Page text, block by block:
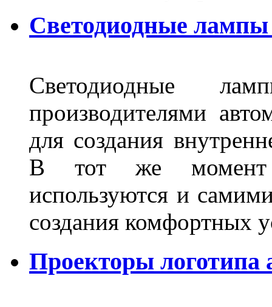
Светодиодные
Светодиодные
производителями
для создания
В тот же момент
используются и
создания комфортных
Проекторы логотипа